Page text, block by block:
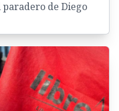
de Diego